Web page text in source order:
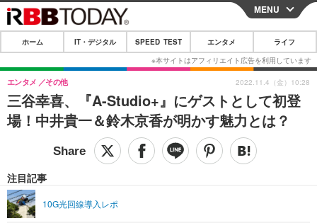
CLOSE
ホーム
IT・デジタル
IT・デジタルTOP スマートフォン
ネタ ガジェット・ツール
ショッピング その他
SPEED TEST
エンタメTOP 映画・ドラマ
ライフTOP
リリース一覧
MENU
ホーム IT・デジタル SPEED TEST エンタメ ライフ
三谷幸喜、『A-Studio+』にゲストとして初登
場！中井貴一＆鈴木京香が明かす魅力とは？
エンタメ その他
注目記事
10G光回線導入レポ
2022.11.4（金）10:28